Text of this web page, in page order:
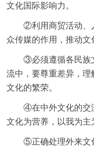
文化国际影响力。
②利用商贸活动、
众传媒的作用，推动文
③必须遵循各民族
流中，要尊重差异，
文化的繁荣。
④在中外文化的交
文化为营养，以我为主
⑤正确处理外来文